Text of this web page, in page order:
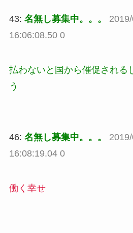
43: 名無し募集中。。。
16:06:08.50 0
払わないと国から催促される
う
46: 名無し募集中。。。
16:08:19.04 0
働く幸せ